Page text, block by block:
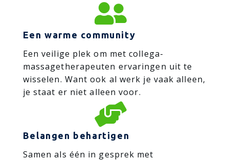

Een warme community
Een veilige plek om met collega-
massagetherapeuten ervaringen uit te
wisselen. Want ook al werk je vaak alleen,
je staat er niet alleen voor.

Belangen behartigen
Samen als één in gesprek met